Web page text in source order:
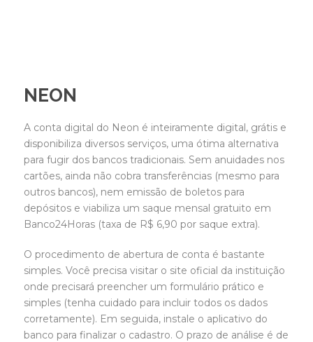
NEON
A conta digital do Neon é inteiramente digital, grátis e
disponibiliza diversos serviços, uma ótima alternativa
para fugir dos bancos tradicionais. Sem anuidades nos
cartões, ainda não cobra transferências (mesmo para
outros bancos), nem emissão de boletos para
depósitos e viabiliza um saque mensal gratuito em
Banco24Horas (taxa de R$ 6,90 por saque extra).
O procedimento de abertura de conta é bastante
simples. Você precisa visitar o site oficial da instituição
onde precisará preencher um formulário prático e
simples (tenha cuidado para incluir todos os dados
corretamente). Em seguida, instale o aplicativo do
banco para finalizar o cadastro. O prazo de análise é de